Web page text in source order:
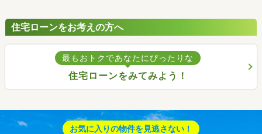
住宅ローンをお考えの方へ
最もおトクであなたにぴったりな
住宅ローンをみてみよう！
お気に入りの物件を見逃さない！